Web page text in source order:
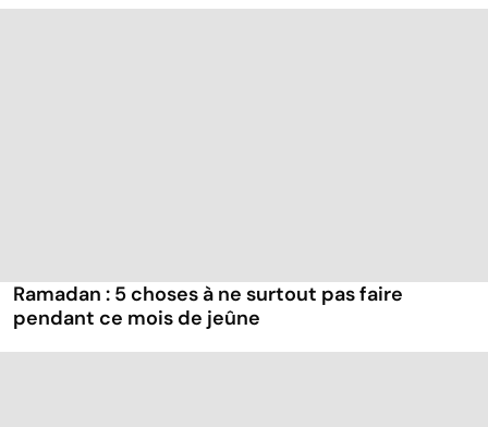
Ramadan : 5 choses à ne surtout pas faire
pendant ce mois de jeûne